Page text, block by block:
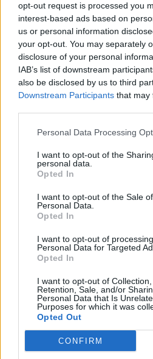
opt-out request is processed you
interest-based ads based on
us or personal information
your opt-out. You may separately
disclosure of your personal
IAB’s list of downstream
also be disclosed by us to third
Downstream Participants that may
Personal Data Processing
I want to opt-out of the
personal data.
Opted In
I want to opt-out of the Sale
Personal Data.
Opted In
I want to opt-out of
Personal Data for Targeted
Opted In
I want to opt-out of Collection,
Retention, Sale, and/or
Personal Data that Is
Purposes for which it was
Opted Out
CONFIRM
FIUME OLONA Il Legnanese fa
fiume Olona
PIÙ INFORMAZIONI SU
fiume olona
movimento dei
legnano
LEGGI GLI ALTRI
CONSIGLIO
Iscriviti